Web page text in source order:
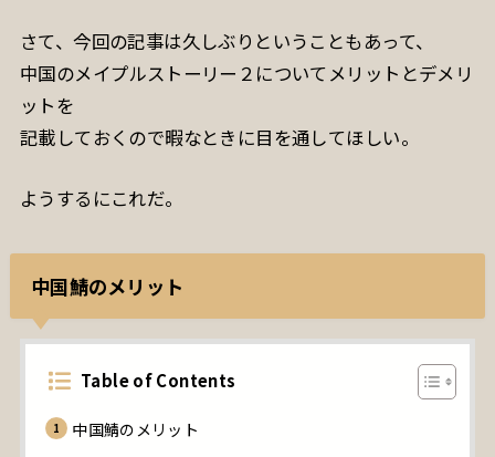
さて、今回の記事は久しぶりということもあって、
中国のメイプルストーリー２についてメリットとデメリ
ットを
記載しておくので暇なときに目を通してほしい。
ようするにこれだ。
中国鯖のメリット
Table of Contents
中国鯖のメリット